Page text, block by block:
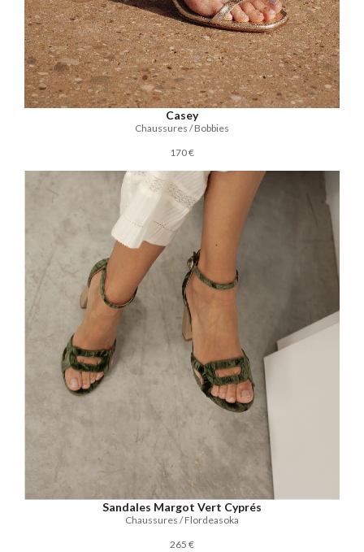
Casey
Chaussures / Bobbies
170 €
Sandales Margot Vert Cyprés
Chaussures / Flordeasoka
265 €